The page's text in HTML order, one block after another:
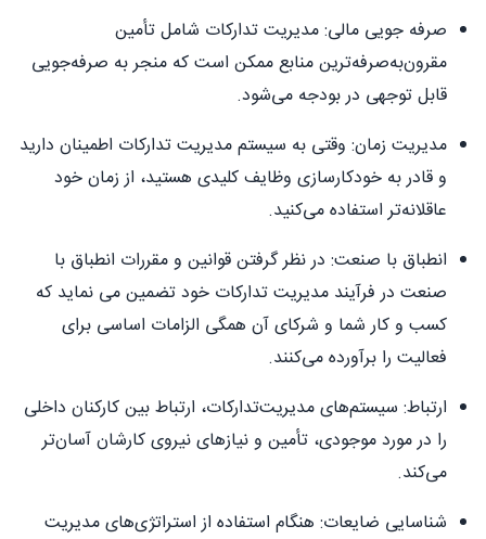
صرفه جویی مالی: مدیریت تدارکات شامل تأمین
مقرون‌به‌صرفه‌ترین منابع ممکن است که منجر به صرفه‌جویی
قابل توجهی در بودجه می‌شود.
مدیریت زمان: وقتی به سیستم مدیریت تدارکات اطمینان دارید
و قادر به خودکارسازی وظایف کلیدی هستید، از زمان خود
عاقلانه‌تر استفاده می‌کنید.
انطباق با صنعت: در نظر گرفتن قوانین و مقررات انطباق با
صنعت در فرآیند مدیریت تدارکات خود تضمین می نماید که
کسب و کار شما و شرکای آن همگی الزامات اساسی برای
فعالیت را برآورده می‌کنند.
ارتباط: سیستم‌های مدیریت‌تدارکات، ارتباط بین کارکنان داخلی
را در مورد موجودی، تأمین و نیازهای نیروی کارشان آسان‌تر
می‌کند.
شناسایی ضایعات: هنگام استفاده از استراتژی‌های مدیریت